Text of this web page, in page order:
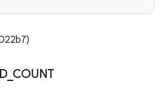
_ COUNT